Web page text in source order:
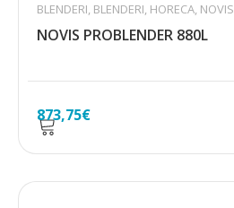
873,75€
BLENDERI, BLENDERI, HORECA, NOVIS
NOVIS PROBLENDER 880L